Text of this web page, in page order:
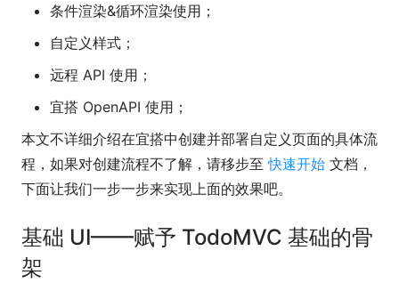
条件渲染&循环渲染使用；
自定义样式；
远程 API 使用；
宜搭 OpenAPI 使用；
本文不详细介绍在宜搭中创建并部署自定义页面的具体流
程，如果对创建流程不了解，请移步至快速开始 文档，
下面让我们一步一步来实现上面的效果吧。
基础 UI——赋予 TodoMVC 基础的骨
架